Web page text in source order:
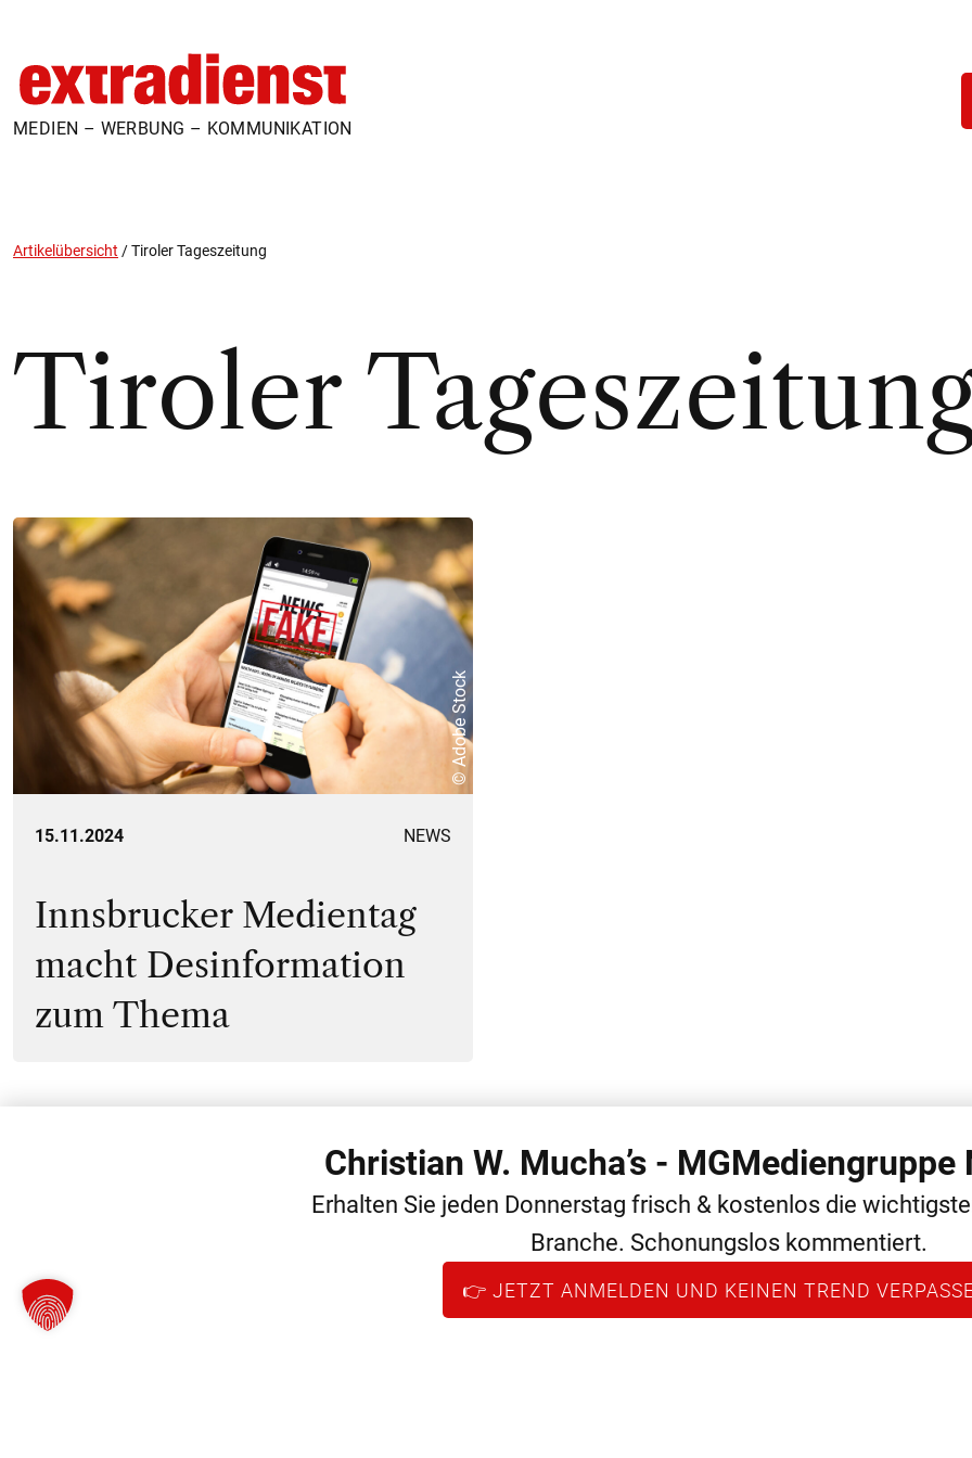
MEDIEN – WERBUNG – KOMMUNIKATION
Artikelübersicht /Tiroler Tageszeitung
Tiroler
© Adobe Stock
15.11.2024 NEWS
Innsbrucker Medientag
macht Desinformation
zum Thema
WEITERE THEMEN ALLGEMEIN MEDIEN NEWS
Christian W. Mucha’s -
Erhalten Sie jeden Donnerstag frisch & kostenlos die
Branche. Schonungslos kommentiert.
👉 JETZT ANMELDEN UND KEINEN TREND